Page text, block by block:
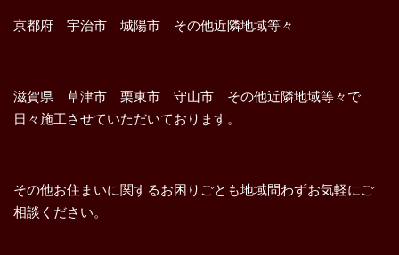
京都府 宇治市 城陽市 その他近隣地域等々
滋賀県 草津市 栗東市 守山市 その他近隣地域等々で
日々施工させていただいております。
その他お住まいに関するお困りごとも地域問わずお気軽にご
相談ください。